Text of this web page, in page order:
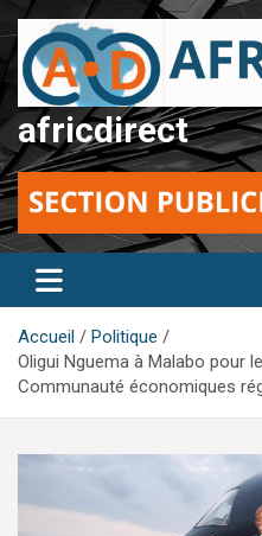
Aller
au
contenu
africdirect
Accueil
Politique
Oligui Nguema à Malabo pour
Communauté économiques